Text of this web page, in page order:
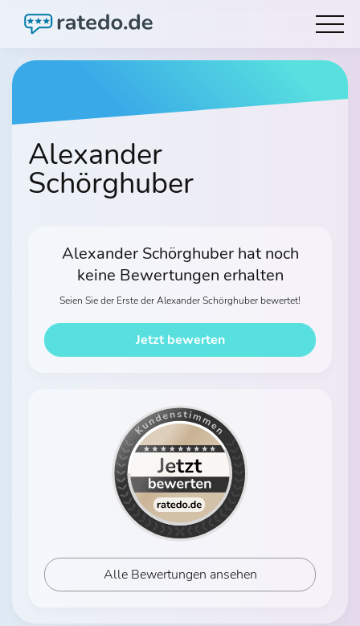
Alexander
Schörghuber
Alexander Schörghuber hat noch
keine Bewertungen erhalten
Seien Sie der Erste der Alexander Schörghuber bewertet!
Jetzt bewerten
Alle Bewertungen ansehen